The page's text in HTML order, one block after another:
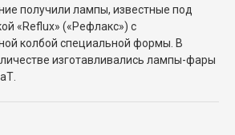
получили лампы, известные под
«Reflux» («Рефлакс») с
колбой специальной формы. В
изготавливались лампы-фары